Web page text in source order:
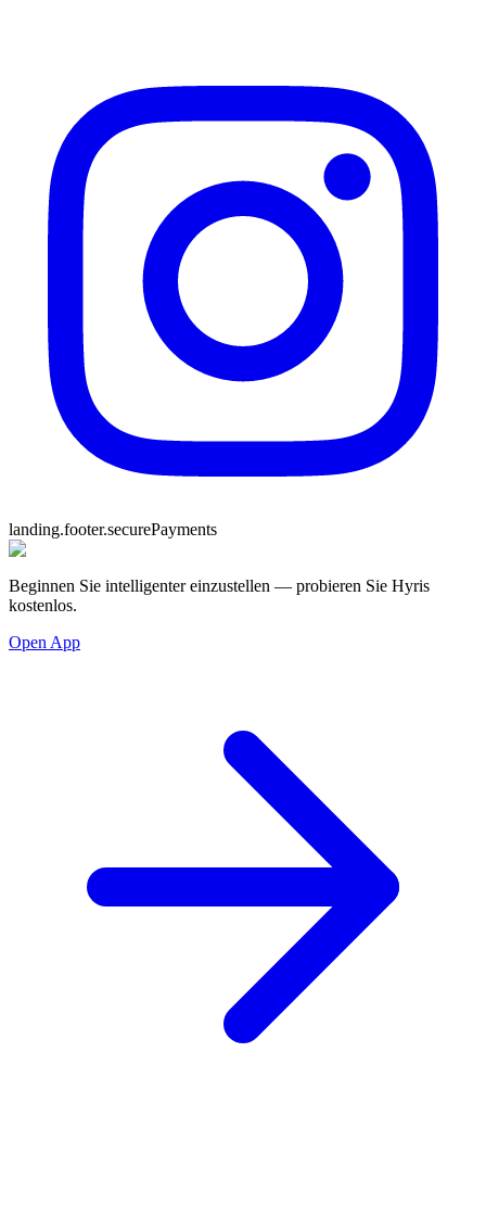
landing.footer.securePayments
Beginnen Sie intelligenter einzustellen — probieren Sie Hyris
kostenlos.
Open App